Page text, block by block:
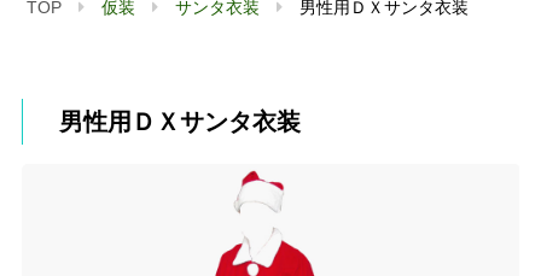
TOP 仮装 サンタ衣装 男性用ＤＸサンタ衣装
男性用ＤＸサンタ衣装